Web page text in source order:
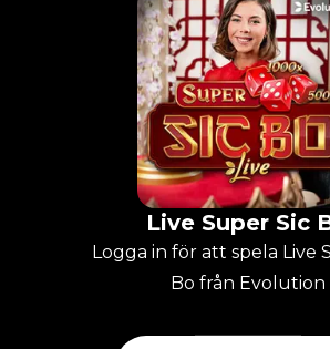
Live Super Sic
Logga in för att spela Live
Bo från Evolution